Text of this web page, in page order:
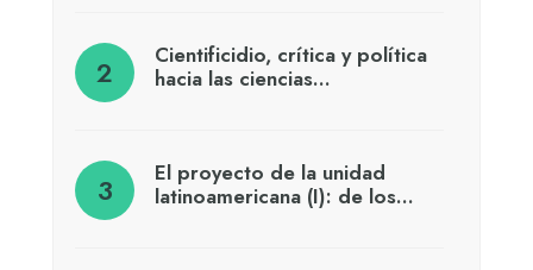
Cientificidio, crítica y política
hacia las ciencias…
El proyecto de la unidad
latinoamericana (I): de los…